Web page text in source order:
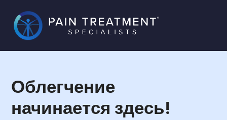
Облегчение
начинается здесь!